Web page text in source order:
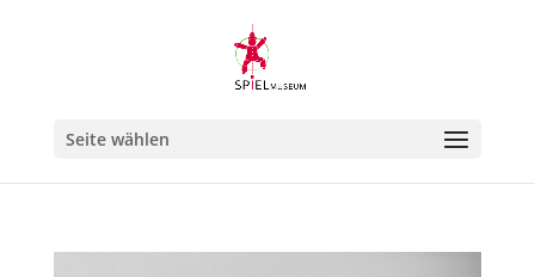
Seite wählen